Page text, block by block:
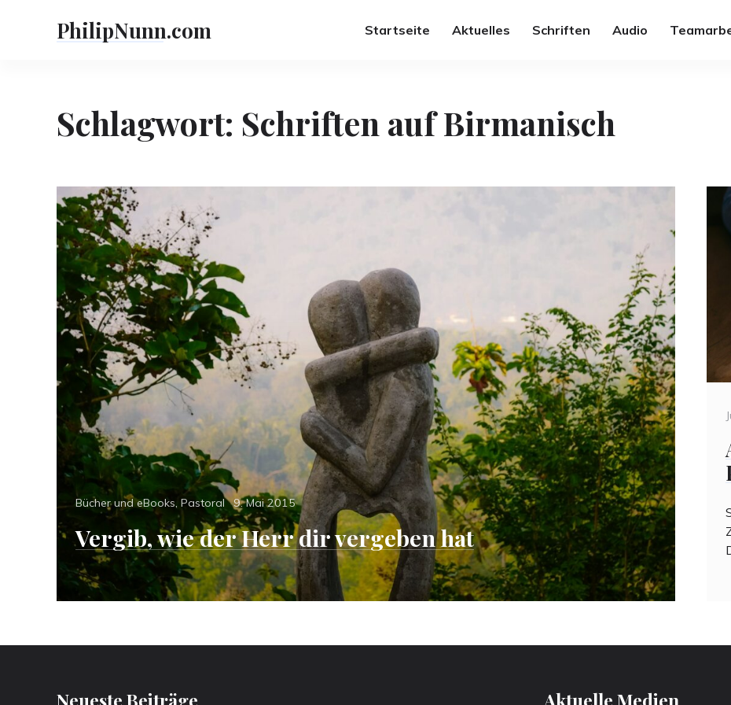
PhilipNunn.com Startseite Aktuelles Schriften Audio
Schlagwort: Schriften auf Birmanisch
Categories
Bücher und eBooks,Pastoral Posted
on
9. Mai 2015
Vergib, wie der Herr dir vergeben hat
Neueste Beiträge Aktuelle Medien